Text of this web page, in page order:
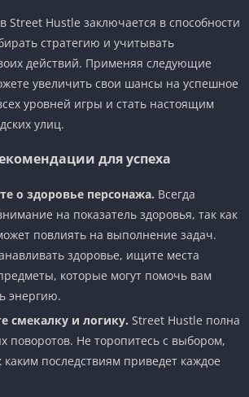
Street Hustle заключается в способности
стратегию и учитывать
действий. Применяя следующие
увеличить свои шансы на успешное
уровней игры и стать настоящим
улиц.
для успеха
о здоровье персонажа. Всегда
на показатель здоровья, так как
повлиять на выполнение задач.
здоровье, ищите места
которые могут помочь вам
энергию.
смекалку и логику. Street Hustle полна
поворотов. Не торопитесь с выбором,
каким последствиям приведет каждое